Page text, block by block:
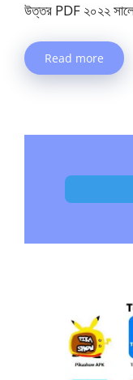
উত্তর PDF ২০২২
Read more